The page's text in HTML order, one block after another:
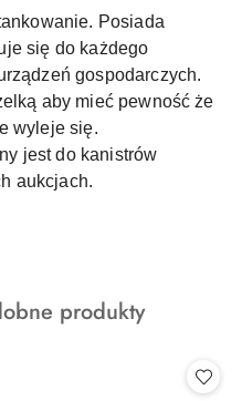
Posiada
się do każdego
gospodarczych.
aby mieć pewność że
wyleje się.
jest do kanistrów
aukcjach.
produkty